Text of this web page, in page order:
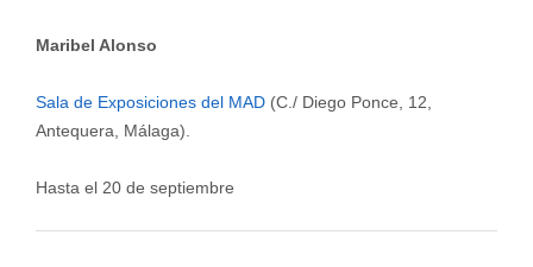
Maribel Alonso
Sala de Exposiciones del MAD(C./ Diego Ponce, 12,
Antequera, Málaga).
Hasta el 20 de septiembre